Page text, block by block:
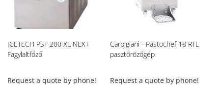
ICETECH PST 200 XL NEXT
Fagylaltfőző
Request a quote by phone!
Carpigiani - Pastochef 18 RTL
pasztőrözőgép
Request a quote by phone!